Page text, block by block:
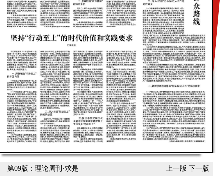
第09版：理论周刊·求是 上一版 下一版